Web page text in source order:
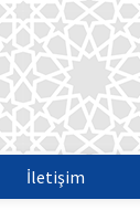
İletişim